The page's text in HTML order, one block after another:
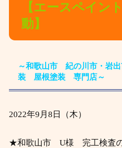
【エースペイン
動】
～和歌山市 紀の川市・岩
装 屋根塗装 専門店～
2022年9月8日（木）
★和歌山市 U様 完工検査の